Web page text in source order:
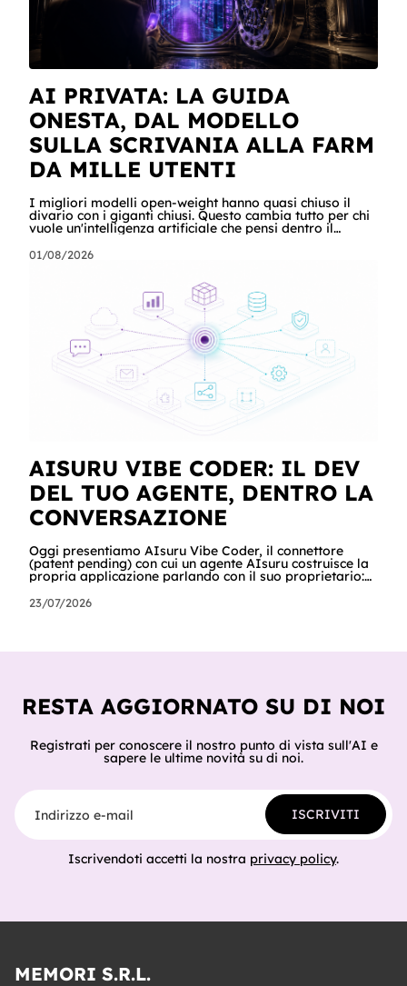
AI PRIVATA: LA GUIDA
ONESTA, DAL MODELLO
SULLA SCRIVANIA ALLA FARM
DA MILLE UTENTI
I migliori modelli open-weight hanno quasi chiuso il
divario con i giganti chiusi. Questo cambia tutto per chi
vuole un'intelligenza artificiale che pensi dentro il
chiunque abbia dati che non possono uscire. Ma la
quanto costa davvero, gradino per gradino, e cosa
serve perché un modello in casa sia sovranità e non un
far west privato. Questa guida racconta entrambe, con
esempi per ogni tagli
01/08/2026
AISURU VIBE CODER: IL DEV
DEL TUO AGENTE, DENTRO LA
CONVERSAZIONE
Oggi presentiamo AIsuru Vibe Coder, il connettore
(patent pending) con cui un agente AIsuru costruisce la
propria applicazione parlando con il suo proprietario:
accesso, nella stessa conversazione in cui vengono
chiesti. In questo articolo raccontiamo tutto: cosa fa,
del catalogo, cosa ci hanno già costruito tester e clienti,
23/07/2026
RESTA AGGIORNATO SU DI NOI
Registrati per conoscere il nostro punto di vista sull'AI e
sapere le ultime novità su di noi.
Indirizzo e-mail
ISCRIVITI
Iscrivendoti accetti la nostra privacy policy.
MEMORI S.R.L.